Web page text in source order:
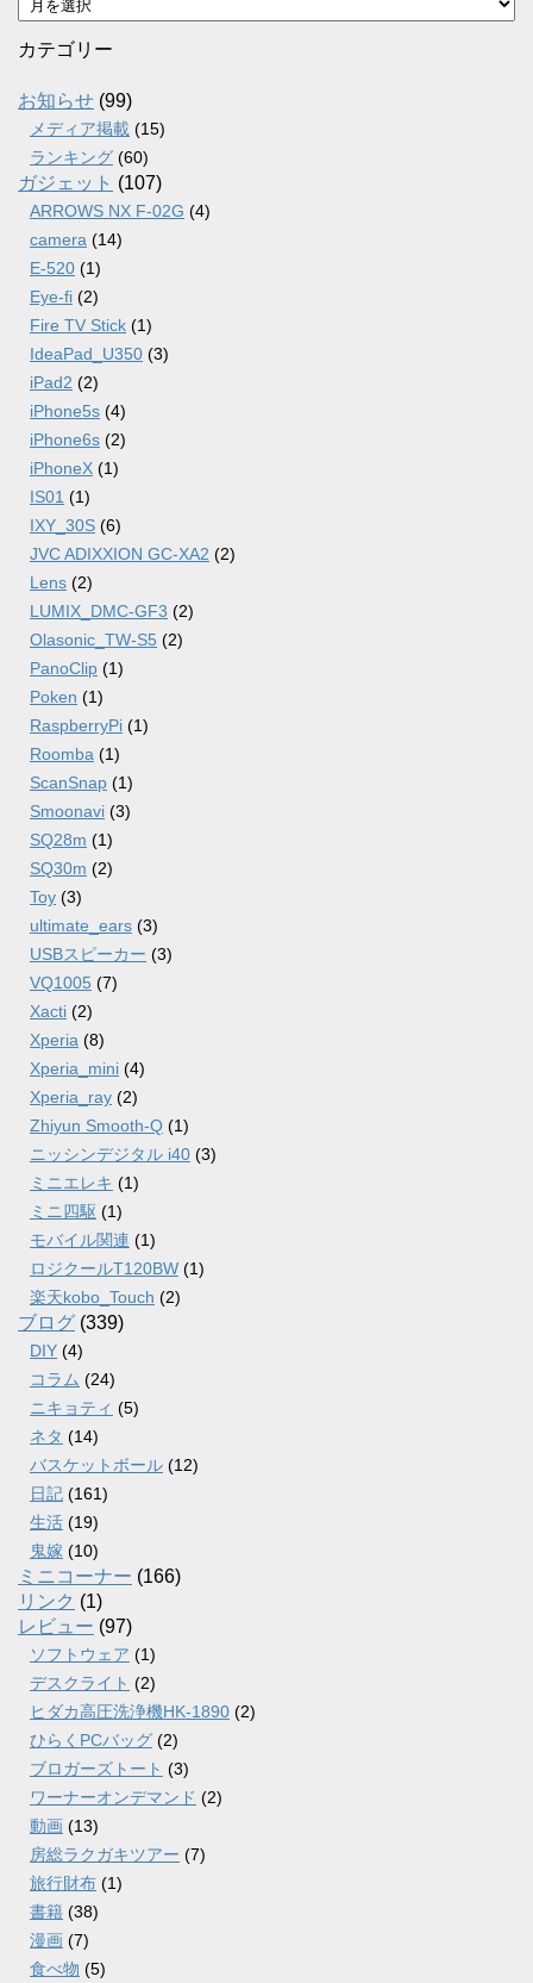
ー
カ
ブ
カテゴリー
お知らせ (99)
メディア掲載 (15)
ランキング (60)
ガジェット (107)
ARROWS NX F-02G (4)
camera (14)
E-520 (1)
Eye-fi (2)
Fire TV Stick (1)
IdeaPad_U350 (3)
iPad2 (2)
iPhone5s (4)
iPhone6s (2)
iPhoneX (1)
IS01 (1)
IXY_30S (6)
JVC ADIXXION GC-XA2 (2)
Lens (2)
LUMIX_DMC-GF3 (2)
Olasonic_TW-S5 (2)
PanoClip (1)
Poken (1)
RaspberryPi (1)
Roomba (1)
ScanSnap (1)
Smoonavi (3)
SQ28m (1)
SQ30m (2)
Toy (3)
ultimate_ears (3)
USBスピーカー (3)
VQ1005 (7)
Xacti (2)
Xperia (8)
Xperia_mini (4)
Xperia_ray (2)
Zhiyun Smooth-Q (1)
ニッシンデジタル i40 (3)
ミニエレキ (1)
ミニ四駆 (1)
モバイル関連 (1)
ロジクールT120BW (1)
楽天kobo_Touch (2)
ブログ (339)
DIY (4)
コラム (24)
ニキョティ (5)
ネタ (14)
バスケットボール (12)
日記 (161)
生活 (19)
鬼嫁 (10)
ミニコーナー (166)
リンク (1)
レビュー (97)
ソフトウェア (1)
デスクライト (2)
ヒダカ高圧洗浄機HK-1890 (2)
ひらくPCバッグ (2)
ブロガーズトート (3)
ワーナーオンデマンド (2)
動画 (13)
房総ラクガキツアー (7)
旅行財布 (1)
書籍 (38)
漫画 (7)
食べ物 (5)